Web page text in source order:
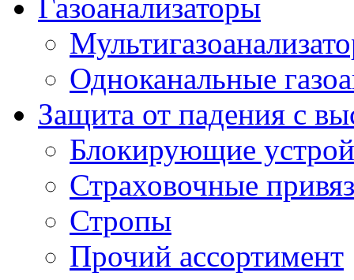
Газоанализаторы
Одноканальные
Защита от падения с
Блокирующие
Страховочные
Стропы
Прочий ассортимент